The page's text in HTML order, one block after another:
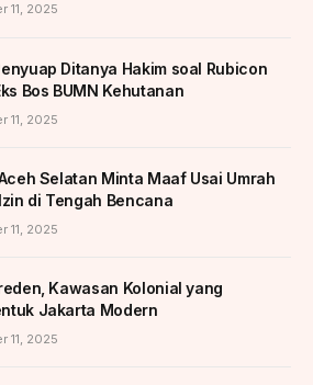
11, 2025
Ditanya Hakim soal Rubicon
Bos BUMN Kehutanan
11, 2025
Selatan Minta Maaf Usai Umrah
di Tengah Bencana
11, 2025
Kawasan Kolonial yang
Jakarta Modern
11, 2025